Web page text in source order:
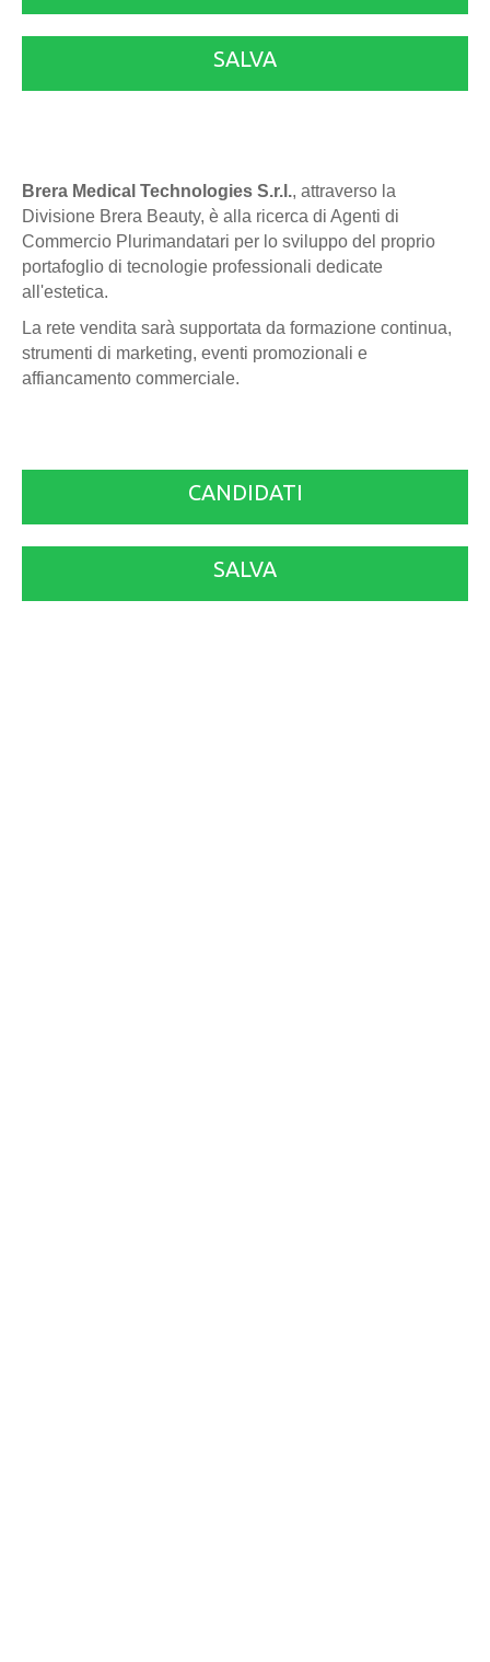
SALVA
Brera Medical Technologies S.r.l., attraverso la
Divisione Brera Beauty, è alla ricerca di Agenti di
Commercio Plurimandatari per lo sviluppo del proprio
portafoglio di tecnologie professionali dedicate
all'estetica.
La rete vendita sarà supportata da formazione continua,
strumenti di marketing, eventi promozionali e
affiancamento commerciale.
CANDIDATI
SALVA